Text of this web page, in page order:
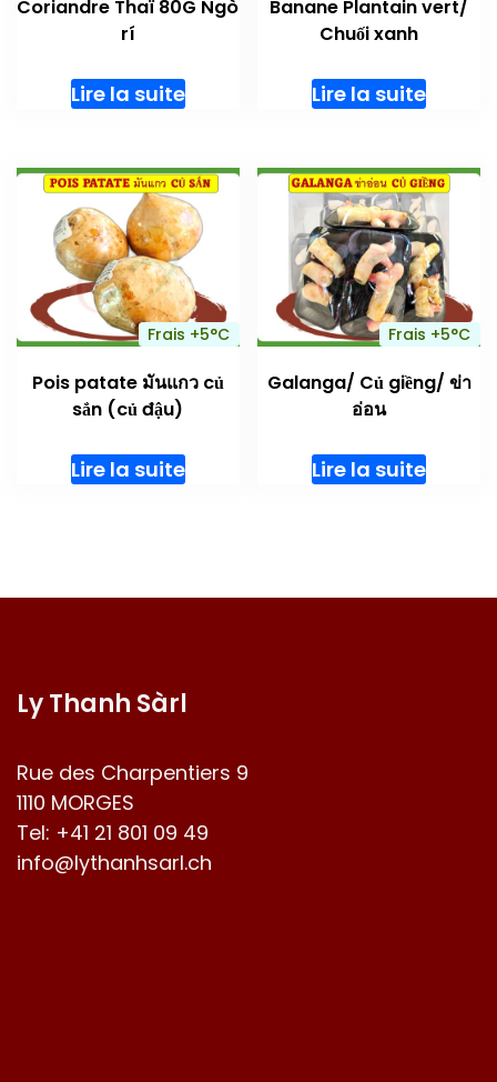
Coriandre Thaï 80G Ngò
rí
Lire la suite
Banane Plantain vert/
Chuối xanh
Lire la suite
Frais +5°C
Pois patate มันแกว củ
sắn (củ đậu)
Lire la suite
Frais +5°C
Galanga/ Củ giềng/ ข่า
อ่อน
Lire la suite
Ly Thanh Sàrl
Rue des Charpentiers 9
1110 MORGES
Tel: +41 21 801 09 49
info@lythanhsarl.ch